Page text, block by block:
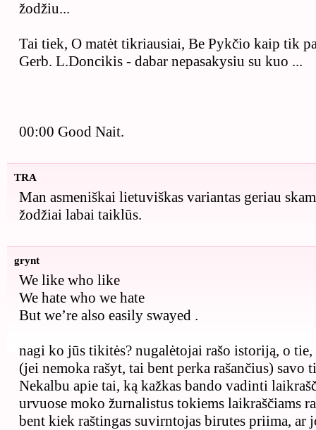
žodžiu...
Tai tiek, O matėt tikriausiai, Be Pykčio kaip tik
Gerb. L.Doncikis - dabar nepasakysiu su kuo ...
00:00 Good Nait.
TRA
Man asmeniškai lietuviškas variantas geriau
žodžiai labai taiklūs.
grynt
We like who like
We hate who we hate
But we’re also easily swayed .
nagi ko jūs tikitės? nugalėtojai rašo istoriją, o
(jei nemoka rašyt, tai bent perka rašančius) savo
Nekalbu apie tai, ką kažkas bando vadinti
urvuose moko žurnalistus tokiems laikraščiams
bent kiek raštingas suvirntojas birutes priima, ar